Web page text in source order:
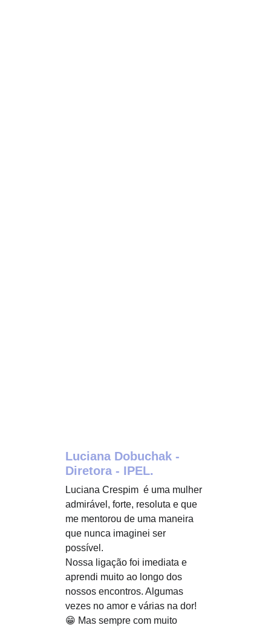
Luciana Dobuchak -
Diretora - IPEL.
Luciana Crespim  é uma mulher
admirável, forte, resoluta e que
me mentorou de uma maneira
que nunca imaginei ser
possível.
Nossa ligação foi imediata e
aprendi muito ao longo dos
nossos encontros. Algumas
vezes no amor e várias na dor!
😁 Mas sempre com muito